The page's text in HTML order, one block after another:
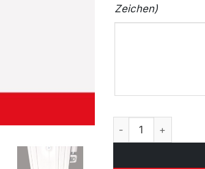
Zeichen)
Balkonfenster Weiß